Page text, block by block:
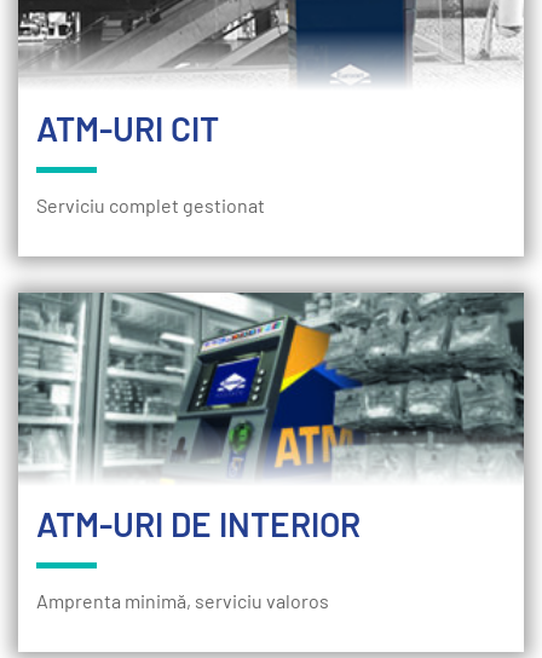
ATM-URI CIT
Serviciu complet gestionat
ATM-URI DE INTERIOR
Amprenta minimă, serviciu valoros